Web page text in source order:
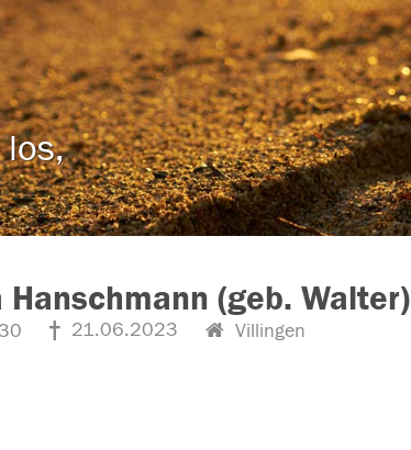
los,
Hanschmann (geb. Walter)
21.06.2023 Villingen